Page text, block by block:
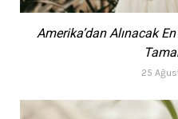
Amerika’dan Alınacak
25